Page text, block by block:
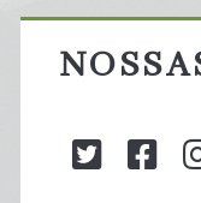
twitter